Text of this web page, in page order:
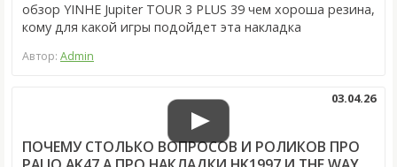
обзор YINHE Jupiter TOUR 3 PLUS 39 чем хороша резина,
кому для какой игры подойдет эта накладка
Автор: Admin
ПОЧЕМУ СТОЛЬКО ВОПРОСОВ И РОЛИКОВ ПРО
03.04.26